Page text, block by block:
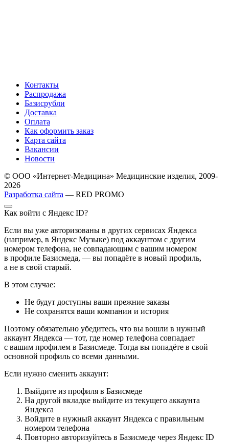
Контакты
Распродажа
Базисрубли
Доставка
Оплата
Как оформить заказ
Карта сайта
Вакансии
Новости
© ООО «Интернет-Медицина» Медицинские изделия, 2009-
2026
Разработка сайта — RED PROMO
Как войти с Яндекс ID?
Если вы уже авторизованы в других сервисах Яндекса
(например, в Яндекс Музыке) под аккаунтом с другим
номером телефона, не совпадающим с вашим номером
в профиле Базисмеда, — вы попадёте в новый профиль,
а не в свой старый.
В этом случае:
Не будут доступны ваши прежние заказы
Не сохранятся ваши компании и история
Поэтому обязательно убедитесь, что вы вошли в нужный
аккаунт Яндекса — тот, где номер телефона совпадает
с вашим профилем в Базисмеде. Тогда вы попадёте в свой
основной профиль со всеми данными.
Если нужно сменить аккаунт:
Выйдите из профиля в Базисмеде
На другой вкладке выйдите из текущего аккаунта
Яндекса
Войдите в нужный аккаунт Яндекса с правильным
номером телефона
Повторно авторизуйтесь в Базисмеде через Яндекс ID